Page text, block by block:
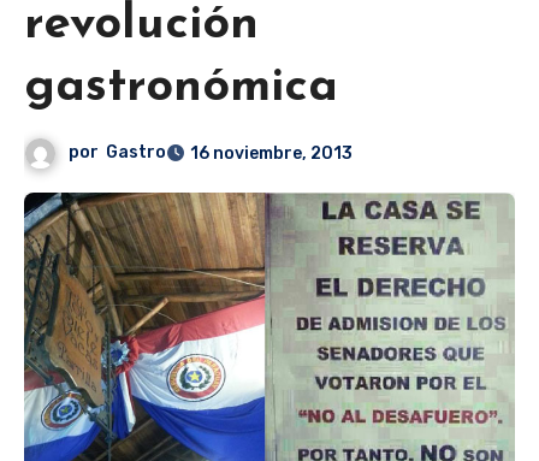
revolución
gastronómica
por Gastro 16 noviembre, 2013